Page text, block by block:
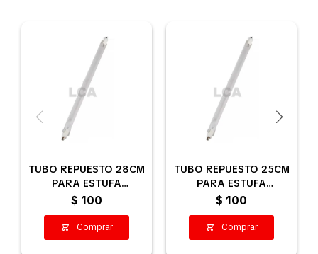
TUBO REPUESTO 28CM
PARA ESTUFA
HALOGENA
$ 100
TUBO REPUESTO 25CM
PARA ESTUFA
HALOGENA
$ 100